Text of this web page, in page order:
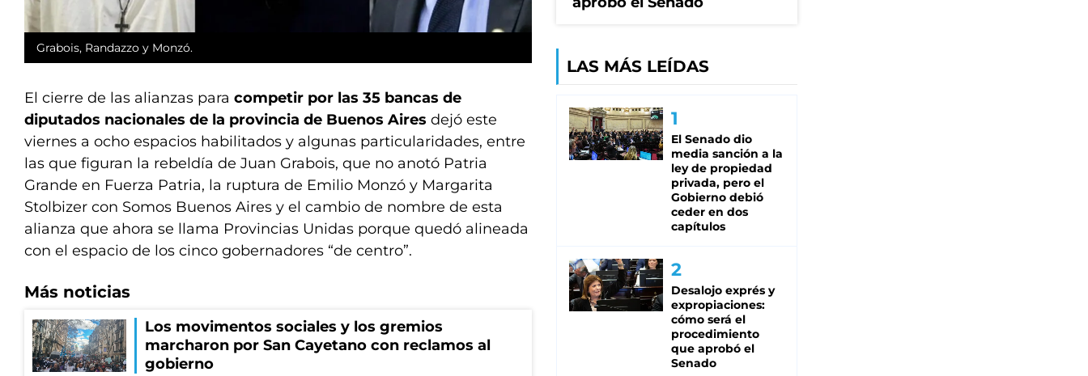
Grabois, Randazzo y Monzó.
El cierre de las alianzas para competir por las 35 bancas de
diputados nacionales de la provincia de Buenos Aires dejó este
viernes a ocho espacios habilitados y algunas particularidades, entre
las que figuran la rebeldía de Juan Grabois, que no anotó Patria
Grande en Fuerza Patria, la ruptura de Emilio Monzó y Margarita
Stolbizer con Somos Buenos Aires y el cambio de nombre de esta
alianza que ahora se llama Provincias Unidas porque quedó alineada
con el espacio de los cinco gobernadores “de centro”.
Más noticias
Los movimentos sociales y los gremios
marcharon por San Cayetano con reclamos al
gobierno
LAS MÁS LEÍDAS
El Senado dio
media sanción a la
ley de propiedad
privada, pero el
Gobierno debió
ceder en dos
capítulos
Desalojo exprés y
expropiaciones:
cómo será el
procedimiento
que aprobó el
Senado